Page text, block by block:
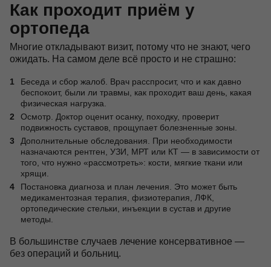
Как проходит приём у
ортопеда
Многие откладывают визит, потому что не знают, чего
ожидать. На самом деле всё просто и не страшно:
Беседа и сбор жалоб. Врач расспросит, что и как давно
беспокоит, были ли травмы, как проходит ваш день, какая
физическая нагрузка.
Осмотр. Доктор оценит осанку, походку, проверит
подвижность суставов, прощупает болезненные зоны.
Дополнительные обследования. При необходимости
назначаются рентген, УЗИ, МРТ или КТ — в зависимости от
того, что нужно «рассмотреть»: кости, мягкие ткани или
хрящи.
Постановка диагноза и план лечения. Это может быть
медикаментозная терапия, физиотерапия, ЛФК,
ортопедические стельки, инъекции в сустав и другие
методы.
В большинстве случаев лечение консервативное —
без операций и больниц.